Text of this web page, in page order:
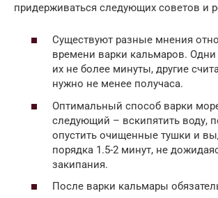
придерживаться следующих советов и
Существуют разные мнения
времени варки кальмаров. Одни
их не более минуты, другие
нужно не менее получаса.
Оптимальный способ варки
следующий – вскипятить воду,
опустить очищенные тушки и
порядка 1.5-2 минут, не
закипания.
После варки кальмары